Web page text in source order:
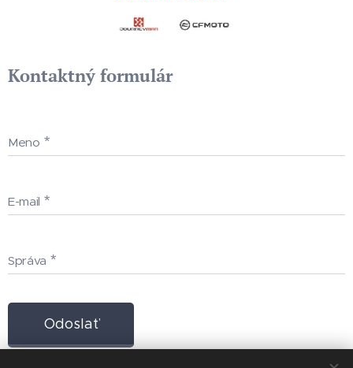
Kontaktný formulár
Meno
E-mail
Správa
Odoslať